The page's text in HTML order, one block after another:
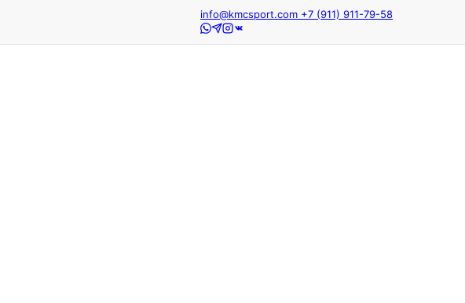
info@kmcsport.com +7 (911) 911-79-58